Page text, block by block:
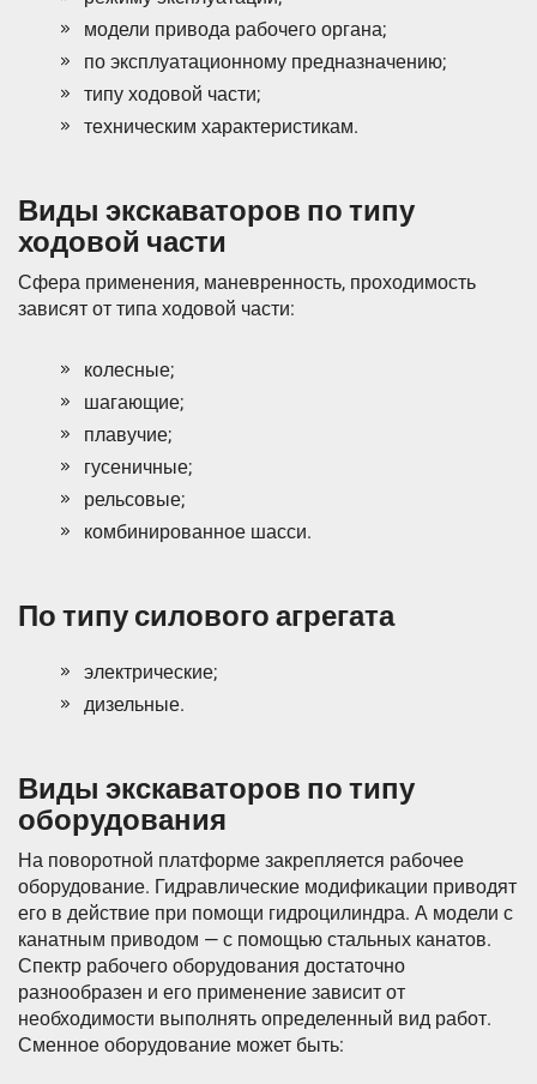
модели привода рабочего органа;
по эксплуатационному предназначению;
типу ходовой части;
техническим характеристикам.
Виды экскаваторов по типу
ходовой части
Сфера применения, маневренность, проходимость
зависят от типа ходовой части:
колесные;
шагающие;
плавучие;
гусеничные;
рельсовые;
комбинированное шасси.
По типу силового агрегата
электрические;
дизельные.
Виды экскаваторов по типу
оборудования
На поворотной платформе закрепляется рабочее
оборудование. Гидравлические модификации приводят
его в действие при помощи гидроцилиндра. А модели с
канатным приводом — с помощью стальных канатов.
Спектр рабочего оборудования достаточно
разнообразен и его применение зависит от
необходимости выполнять определенный вид работ.
Сменное оборудование может быть: